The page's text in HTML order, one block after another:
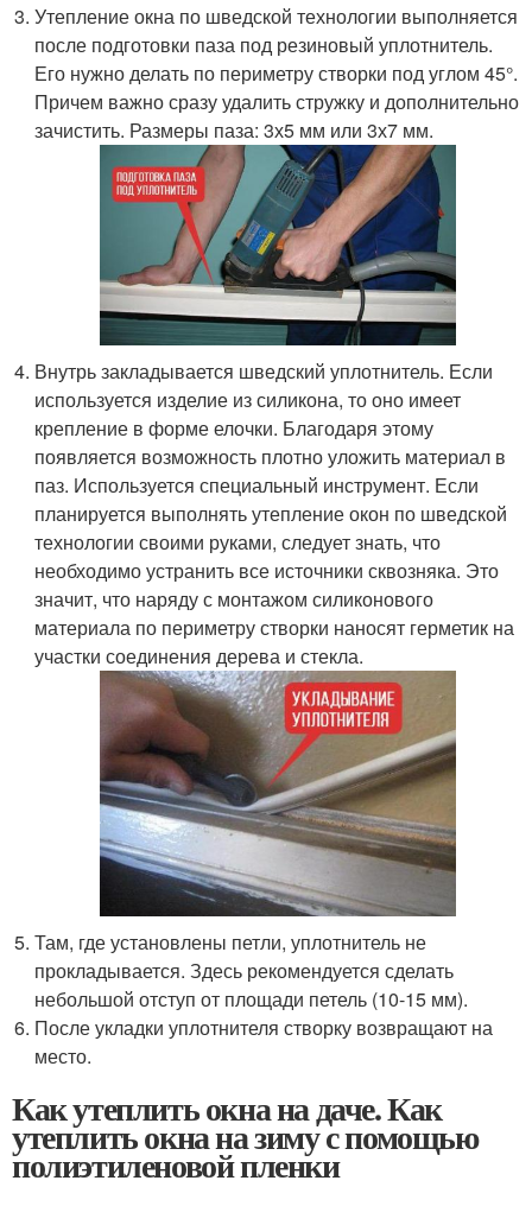
Утепление окна по шведской технологии выполняется
после подготовки паза под резиновый уплотнитель.
Его нужно делать по периметру створки под углом 45°.
Причем важно сразу удалить стружку и дополнительно
зачистить. Размеры паза: 3х5 мм или 3х7 мм.
Внутрь закладывается шведский уплотнитель. Если
используется изделие из силикона, то оно имеет
крепление в форме елочки. Благодаря этому
появляется возможность плотно уложить материал в
паз. Используется специальный инструмент. Если
планируется выполнять утепление окон по шведской
технологии своими руками, следует знать, что
необходимо устранить все источники сквозняка. Это
значит, что наряду с монтажом силиконового
материала по периметру створки наносят герметик на
участки соединения дерева и стекла.
Там, где установлены петли, уплотнитель не
прокладывается. Здесь рекомендуется сделать
небольшой отступ от площади петель (10-15 мм).
После укладки уплотнителя створку возвращают на
место.
Как утеплить окна на даче. Как
утеплить окна на зиму с помощью
полиэтиленовой пленки